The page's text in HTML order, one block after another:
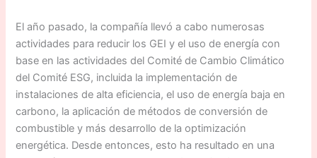
El año pasado, la compañía llevó a cabo numerosas
actividades para reducir los GEI y el uso de energía con
base en las actividades del Comité de Cambio Climático
del Comité ESG, incluida la implementación de
instalaciones de alta eficiencia, el uso de energía baja en
carbono, la aplicación de métodos de conversión de
combustible y más desarrollo de la optimización
energética. Desde entonces, esto ha resultado en una